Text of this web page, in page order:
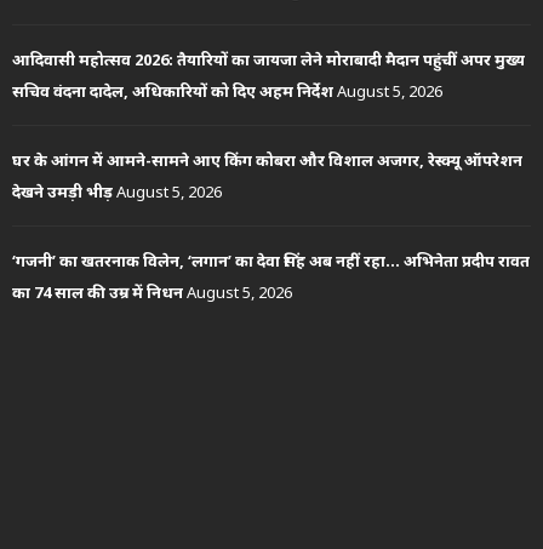
आदिवासी महोत्सव 2026: तैयारियों का जायजा लेने मोराबादी मैदान पहुंचीं अपर मुख्य
सचिव वंदना दादेल, अधिकारियों को दिए अहम निर्देशAugust 5, 2026
घर के आंगन में आमने-सामने आए किंग कोबरा और विशाल अजगर, रेस्क्यू ऑपरेशन
देखने उमड़ी भीड़August 5, 2026
‘गजनी’ का खतरनाक विलेन, ‘लगान’ का देवा सिंह अब नहीं रहा… अभिनेता प्रदीप रावत
का 74 साल की उम्र में निधनAugust 5, 2026